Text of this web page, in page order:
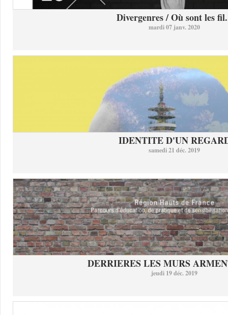
Divergenres / Où sont les
mardi 07 janv. 2020
IDENTITE D'UN
samedi 21 déc. 2019
DERRIERES LES MURS
jeudi 19 déc. 2019